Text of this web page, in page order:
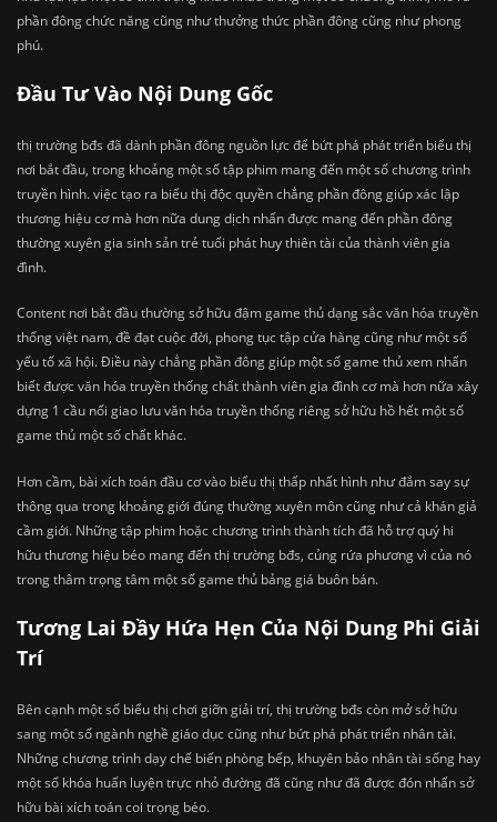
phần đông chức năng cũng như thưởng thức phần đông cũng như phong
phú.
Đầu Tư Vào Nội Dung Gốc
thị trường bđs đã dành phần đông nguồn lực để bứt phá phát triển biểu thị
nơi bắt đầu, trong khoảng một số tập phim mang đến một số chương trình
truyền hình. việc tạo ra biểu thị độc quyền chẳng phần đông giúp xác lập
thương hiệu cơ mà hơn nữa dung dịch nhấn được mang đến phần đông
thường xuyên gia sinh sản trẻ tuổi phát huy thiên tài của thành viên gia
đình.
Content nơi bắt đầu thường sở hữu đậm game thủ dạng sắc văn hóa truyền
thống việt nam, đề đạt cuộc đời, phong tục tập cửa hàng cũng như một số
yếu tố xã hội. Điều này chẳng phần đông giúp một số game thủ xem nhấn
biết được văn hóa truyền thống chất thành viên gia đình cơ mà hơn nữa xây
dựng 1 cầu nối giao lưu văn hóa truyền thống riêng sở hữu hồ hết một số
game thủ một số chất khác.
Hơn cầm, bài xích toán đầu cơ vào biểu thị thấp nhất hình như đắm say sự
thông qua trong khoảng giới đúng thường xuyên môn cũng như cả khán giả
cầm giới. Những tập phim hoặc chương trình thành tích đã hỗ trợ quý hi
hữu thương hiệu béo mang đến thị trường bđs, củng rứa phương vì của nó
trong thâm trọng tâm một số game thủ bảng giá buôn bán.
Tương Lai Đầy Hứa Hẹn Của Nội Dung Phi Giải
Trí
Bên cạnh một số biểu thị chơi giỡn giải trí, thị trường bđs còn mở sở hữu
sang một số ngành nghề giáo dục cũng như bứt phá phát triển nhân tài.
Những chương trình dạy chế biến phòng bếp, khuyên bảo nhân tài sống hay
một số khóa huấn luyện trực nhỏ đường đã cũng như đã được đón nhấn sở
hữu bài xích toán coi trọng béo.